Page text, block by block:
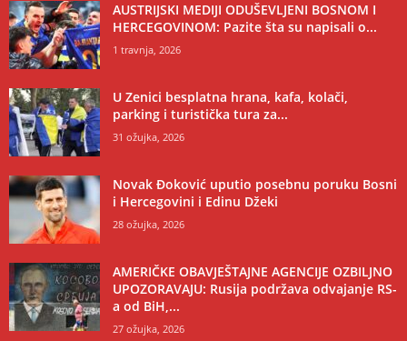
AUSTRIJSKI MEDIJI ODUŠEVLJENI BOSNOM I
HERCEGOVINOM: Pazite šta su napisali o...
1 travnja, 2026
U Zenici besplatna hrana, kafa, kolači,
parking i turistička tura za...
31 ožujka, 2026
Novak Đoković uputio posebnu poruku Bosni
i Hercegovini i Edinu Džeki
28 ožujka, 2026
AMERIČKE OBAVJEŠTAJNE AGENCIJE OZBILJNO
UPOZORAVAJU: Rusija podržava odvajanje RS-
a od BiH,...
27 ožujka, 2026